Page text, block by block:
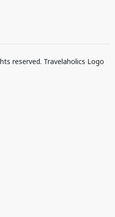
reserved. Travelaholics Logo